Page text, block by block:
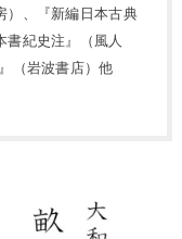
）、『新編日本古典
紀史注』（風人
（岩波書店）他